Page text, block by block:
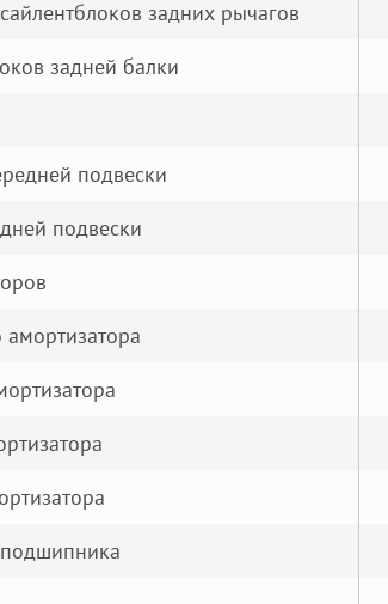
задних рычагов
задней балки
подвески
подвески